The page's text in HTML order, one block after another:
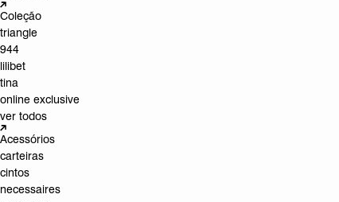
Coleção
triangle
944
lilibet
tina
online exclusive
ver todos
Acessórios
carteiras
cintos
necessaires